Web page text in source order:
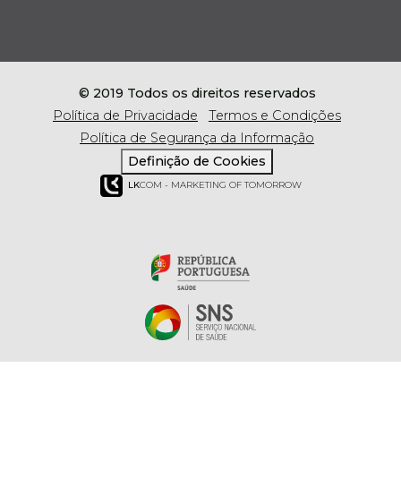
© 2019 Todos os direitos reservados
Política de Privacidade
Termos e Condições
Política de Segurança da Informação
Definição de Cookies
LKCOM - MARKETING OF TOMORROW